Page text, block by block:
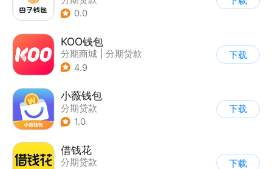
0.0
KOO钱包
分期商城
分期贷款
4.9
下载
小薇钱包
分期贷款
1.0
下载
借钱花
分期贷款
下载